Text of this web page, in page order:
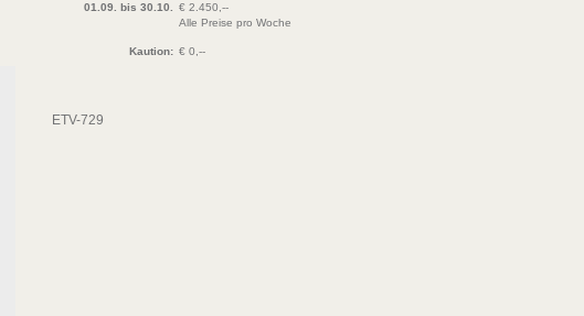
01.09. bis 30.10.
€ 2.450,--
Alle Preise pro Woche
Kaution: € 0,--
ETV-729